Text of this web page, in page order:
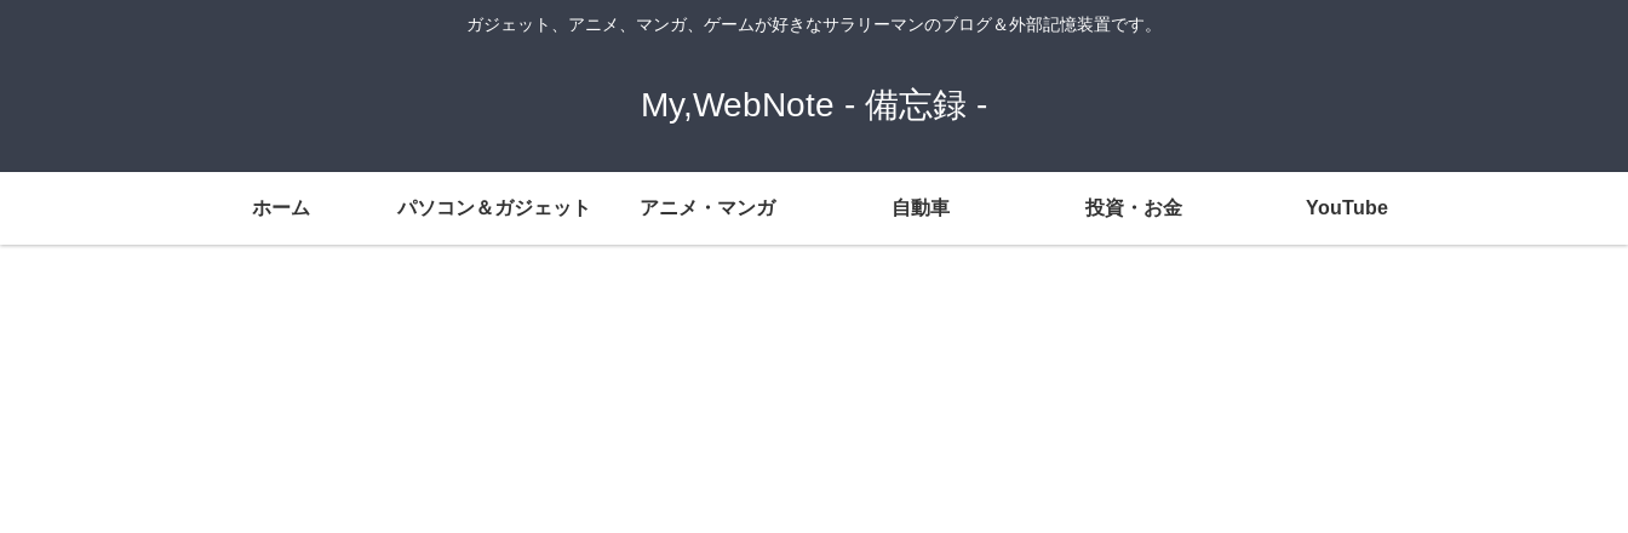
ガジェット、アニメ、マンガ、ゲームが好きなサラリーマンのブログ＆外部記憶装置です。
My,WebNote - 備忘録 -
ホーム パソコン＆ガジェット アニメ・マンガ 自動車 投資・お金 YouTube